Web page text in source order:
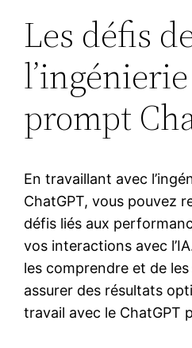
Les défis
prompt
En travaillant avec
ChatGPT, vous pouvez
défis liés aux
vos interactions avec
les comprendre et de
assurer des résultats
travail avec le ChatGPT